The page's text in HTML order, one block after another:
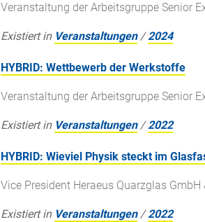
Veranstaltung der Arbeitsgruppe Senior
Existiert in Veranstaltungen /2024
HYBRID: Wettbewerb der Werkstoffe
Veranstaltung der Arbeitsgruppe Senior
Existiert in Veranstaltungen /2022
HYBRID: Wieviel Physik steckt im
Vice President Heraeus Quarzglas
Existiert in Veranstaltungen /2022